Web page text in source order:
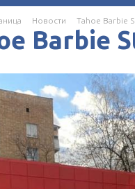
Новости Tahoe Barbie
Barbie